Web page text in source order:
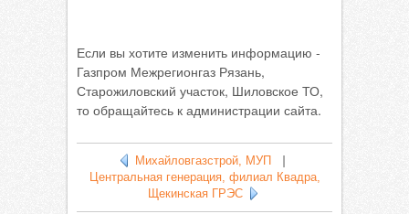
Если вы хотите изменить информацию -
Газпром Межрегионгаз Рязань,
Старожиловский участок, Шиловское ТО,
то обращайтесь к администрации сайта.
Михайловгазстрой, МУП
Центральная генерация, филиал Квадра,
Щекинская ГРЭС